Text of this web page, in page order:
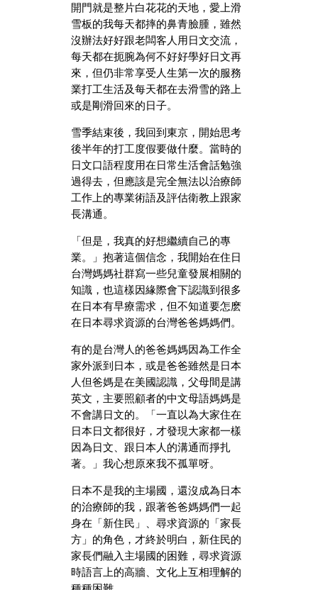
開門就是整片白花花的天地，愛上滑
雪板的我每天都摔的鼻青臉腫，雖然
沒辦法好好跟老闆客人用日文交流，
每天都在扼腕為何不好好學好日文再
來，但仍非常享受人生第一次的服務
業打工生活及每天都在去滑雪的路上
或是剛滑回來的日子。
雪季結束後，我回到東京，開始思考
後半年的打工度假要做什麼。當時的
日文口語程度用在日常生活會話勉強
過得去，但應該是完全無法以治療師
工作上的專業術語及評估衛教上跟家
長溝通。
「但是，我真的好想繼續自己的專
業。」抱著這個信念，我開始在住日
台灣媽媽社群寫一些兒童發展相關的
知識，也這樣因緣際會下認識到很多
在日本有早療需求，但不知道要怎麽
在日本尋求資源的台灣爸爸媽媽們。
有的是台灣人的爸爸媽媽因為工作全
家外派到日本，或是爸爸雖然是日本
人但爸媽是在美國認識，父母間是講
英文，主要照顧者的中文母語媽媽是
不會講日文的。「一直以為大家住在
日本日文都很好，才發現大家都一樣
因為日文、跟日本人的溝通而掙扎
著。」我心想原來我不孤單呀。
日本不是我的主場國，還沒成為日本
的治療師的我，跟著爸爸媽媽們一起
身在「新住民」、尋求資源的「家長
方」的角色，才終於明白，新住民的
家長們融入主場國的困難，尋求資源
時語言上的高牆、文化上互相理解的